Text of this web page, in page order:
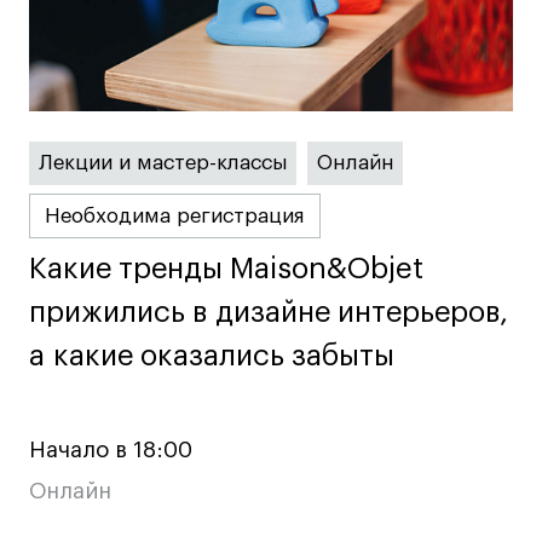
Карьера
Центр карьеры
Живые проекты
Конкурсы
Участие в выставках
Летние стажировки
Работы студентов
Лекции и мастер-классы Онлайн
Необходима регистрация
Какие тренды Maison&Objet
прижились в дизайне интерьеров,
а какие оказались забыты
Какие тренды Maison&Objet
прижились в дизайне интерьеров,
а какие оказались забыты
Начало в 18:00
Онлайн